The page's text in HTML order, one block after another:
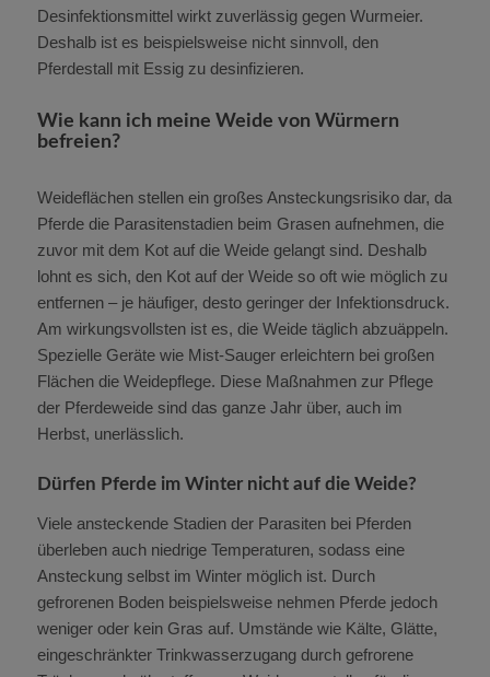
Desinfektionsmittel wirkt zuverlässig gegen Wurmeier.
Deshalb ist es beispielsweise nicht sinnvoll, den
Pferdestall mit Essig zu desinfizieren.
Wie kann ich meine Weide von Würmern
befreien?
Weideflächen stellen ein großes Ansteckungsrisiko dar, da
Pferde die Parasitenstadien beim Grasen aufnehmen, die
zuvor mit dem Kot auf die Weide gelangt sind. Deshalb
lohnt es sich, den Kot auf der Weide so oft wie möglich zu
entfernen – je häufiger, desto geringer der Infektionsdruck.
Am wirkungsvollsten ist es, die Weide täglich abzuäppeln.
Spezielle Geräte wie Mist-Sauger erleichtern bei großen
Flächen die Weidepflege. Diese Maßnahmen zur Pflege
der Pferdeweide sind das ganze Jahr über, auch im
Herbst, unerlässlich.
Dürfen Pferde im Winter nicht auf die Weide?
Viele ansteckende Stadien der Parasiten bei Pferden
überleben auch niedrige Temperaturen, sodass eine
Ansteckung selbst im Winter möglich ist. Durch
gefrorenen Boden beispielsweise nehmen Pferde jedoch
weniger oder kein Gras auf. Umstände wie Kälte, Glätte,
eingeschränkter Trinkwasserzugang durch gefrorene